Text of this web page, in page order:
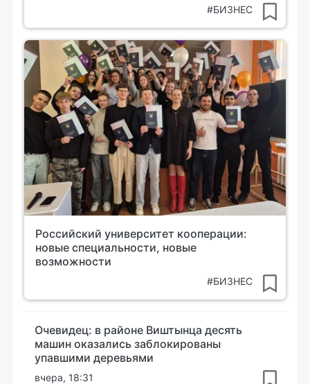
#БИЗНЕС
Российский университет кооперации:
новые специальности, новые
возможности
#БИЗНЕС
Очевидец: в районе Виштынца десять
машин оказались заблокированы
упавшими деревьями
вчера, 18:31